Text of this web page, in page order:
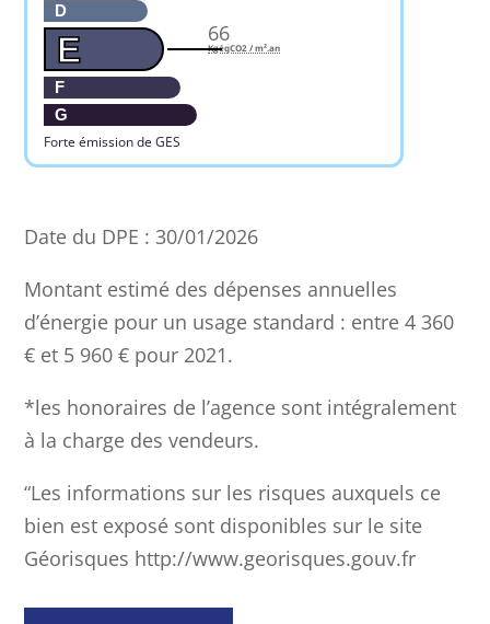
D
E
F
G
Forte émission de GES
66
KgéqCO2 / m².an
Date du DPE : 30/01/2026
Montant estimé des dépenses annuelles
d’énergie pour un usage standard : entre 4 360
€ et 5 960 € pour 2021.
*les honoraires de l’agence sont intégralement
à la charge des vendeurs.
“Les informations sur les risques auxquels ce
bien est exposé sont disponibles sur le site
Géorisques http://www.georisques.gouv.fr